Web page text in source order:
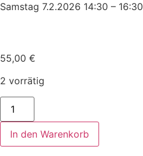
Samstag 7.2.2026 14:30 – 16:30
55,00 €
2 vorrätig
In den Warenkorb